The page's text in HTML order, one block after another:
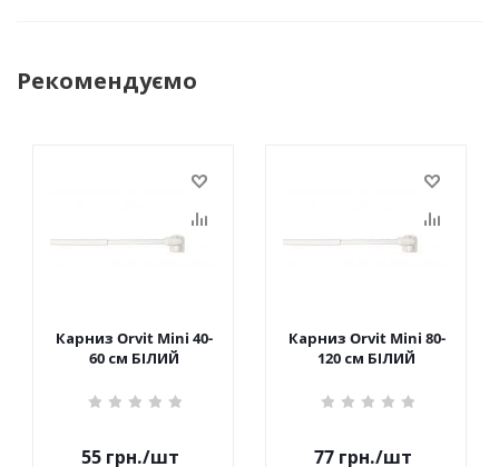
Рекомендуємо
Карниз Orvit Mini 40-
60 см БІЛИЙ
55грн./шт
Карниз Orvit Mini 80-
120 см БІЛИЙ
77грн./шт